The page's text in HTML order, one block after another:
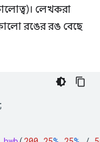
লেখকরা
রঙের রঙ বেছে